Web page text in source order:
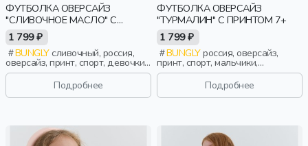
ФУТБОЛКА ОВЕРСАЙЗ
"СЛИВОЧНОЕ МАСЛО" С
ПРИНТОМ 7+
1 799 ₽
BUNGLYсливочный, россия,
оверсайз, принт, спорт, девочки,
школьники, подростки, дети
Подробнее
ФУТБОЛКА ОВЕРСАЙЗ
"ТУРМАЛИН" С ПРИНТОМ 7+
1 799 ₽
BUNGLYроссия, оверсайз,
принт, спорт, мальчики,
школьники, подростки, дети
Подробнее